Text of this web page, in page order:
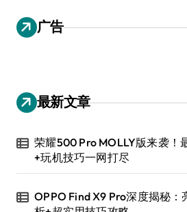
广告
最新文章
荣耀500 Pro MOLLY版来袭！
+玩机技巧一网打尽
OPPO Find X9 Pro深度揭秘：